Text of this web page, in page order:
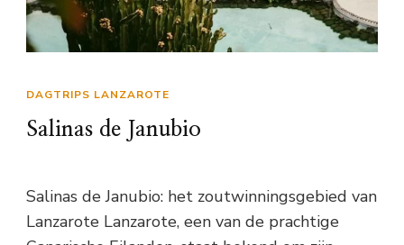
DAGTRIPS LANZAROTE
Salinas de Janubio
Salinas de Janubio: het zoutwinningsgebied van
Lanzarote Lanzarote, een van de prachtige